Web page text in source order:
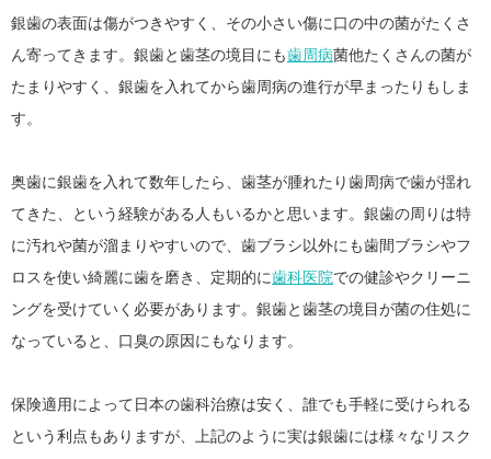
銀歯の表面は傷がつきやすく、その小さい傷に口の中の菌がたくさ
ん寄ってきます。銀歯と歯茎の境目にも歯周病菌他たくさんの菌が
たまりやすく、銀歯を入れてから歯周病の進行が早まったりもしま
す。
奥歯に銀歯を入れて数年したら、歯茎が腫れたり歯周病で歯が揺れ
てきた、という経験がある人もいるかと思います。銀歯の周りは特
に汚れや菌が溜まりやすいので、歯ブラシ以外にも歯間ブラシやフ
ロスを使い綺麗に歯を磨き、定期的に歯科医院での健診やクリーニ
ングを受けていく必要があります。銀歯と歯茎の境目が菌の住処に
なっていると、口臭の原因にもなります。
保険適用によって日本の歯科治療は安く、誰でも手軽に受けられる
という利点もありますが、上記のように実は銀歯には様々なリスク